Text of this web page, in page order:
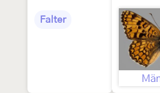
Falter